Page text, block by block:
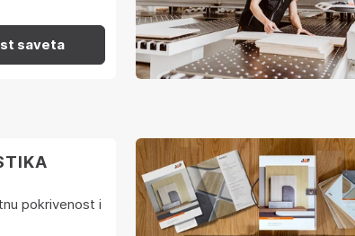
saveta
pokrivenost i